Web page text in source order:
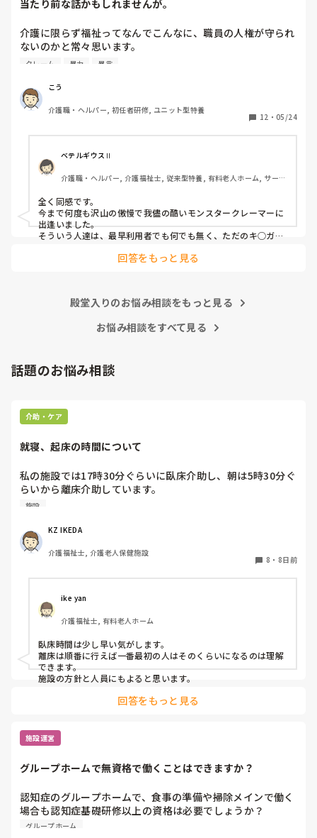
当たり前な話かもしれませんが。
介護に限らず福祉ってなんでこんなに、職員の人権が守られ
ないのかと常々思います。
いる感じは否めません。
特に、利用者からの暴力・暴言、家族からのクレームをいつ
までも我慢するのは心情としておかしいのではと思います。
介護職員というより福祉人として間違っている考えだとは思
いますが、割りきって仕事をしていく必要があるのでしょう
心身をやられたりしたら、介護職員をやりたくなくなると思
うんですよね。
クレーム 暴力 暴言
こう
介護職・ヘルパー, 初任者研修, ユニット型特養
12 ・ 05/24
ベテルギウスⅡ
介護職・ヘルパー, 介護福祉士, 従来型特養, 有料老人ホーム, サービ
ット型特養
全く同感です。
今まで何度も沢山の傲慢で我儘の酷いモンスタークレーマーに
出逢いました。
そういう人達は、最早利用者でも何でも無く、ただのキ○ガイ
無理難題を言って来るこの人達には、毅然とした態度や対応が
まり、精神がやられた結果辞めて行きます。
治体や他職種にも拡大して、介護職に取っても働きやすい職場
回答をもっと見る
殿堂入りのお悩み相談をもっと見る
お悩み相談をすべて見る
話題のお悩み相談
介助・ケア
就寝、起床の時間について
私の施設では17時30分ぐらいに臥床介助し、朝は5時30分ぐ
らいから離床介助しています。
順番は当然、身体状態や体調面を考慮して決めています。そ
が、みなさんの施設は何時ごろから臥床、離床されてます
か？
施設
KZ IKEDA
介護福祉士, 介護老人保健施設
8 ・ 8日前
ike yan
介護福祉士, 有料老人ホーム
臥床時間は少し早い気がします。
離床は順番に行えば一番最初の人はそのくらいになるのは理解
できます。
施設の方針と人員にもよると思います。
回答をもっと見る
施設運営
グループホームで無資格で働くことはできますか？
認知症のグループホームで、食事の準備や掃除メインで働く
場合も認知症基礎研修以上の資格は必要でしょうか？
無資格でも大丈夫でしょうか？
グループホーム